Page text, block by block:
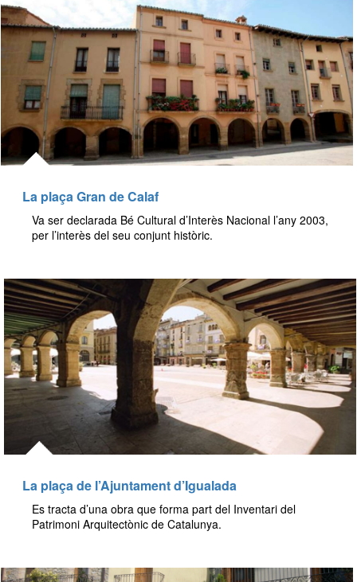
La plaça Gran de Calaf
Va ser declarada Bé Cultural d’Interès Nacional l’any 2003,
per l’interès del seu conjunt històric.
La plaça de l’Ajuntament d’Igualada
Es tracta d’una obra que forma part del Inventari del
Patrimoni Arquitectònic de Catalunya.